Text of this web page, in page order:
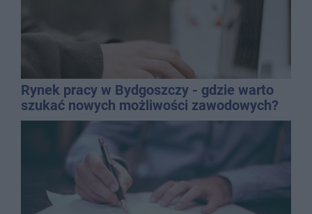
Rynek pracy w Bydgoszczy - gdzie warto
szukać nowych możliwości zawodowych?